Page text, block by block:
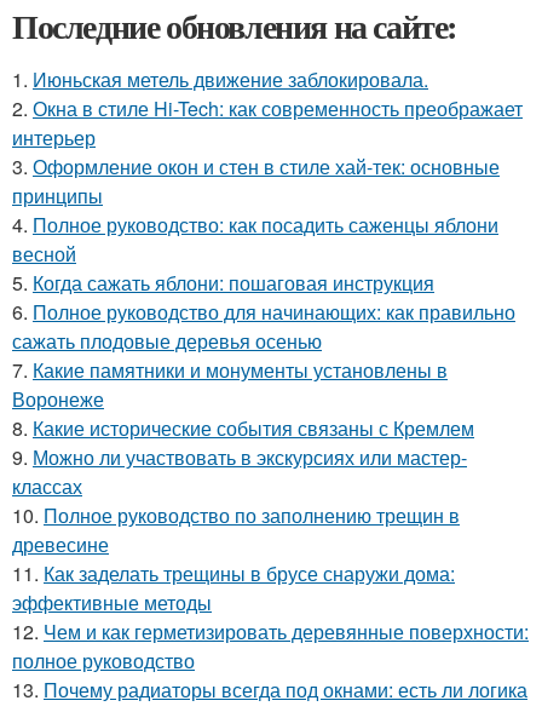
Последние обновления на сайте:
1. Июньская метель движение заблокировала.
2. Окна в стиле Hi-Tech: как современность преображает
интерьер
3. Оформление окон и стен в стиле хай-тек: основные
принципы
4. Полное руководство: как посадить саженцы яблони
весной
5. Когда сажать яблони: пошаговая инструкция
6. Полное руководство для начинающих: как правильно
сажать плодовые деревья осенью
7. Какие памятники и монументы установлены в
Воронеже
8. Какие исторические события связаны с Кремлем
9. Можно ли участвовать в экскурсиях или мастер-
классах
10. Полное руководство по заполнению трещин в
древесине
11. Как заделать трещины в брусе снаружи дома:
эффективные методы
12. Чем и как герметизировать деревянные поверхности:
полное руководство
13. Почему радиаторы всегда под окнами: есть ли логика